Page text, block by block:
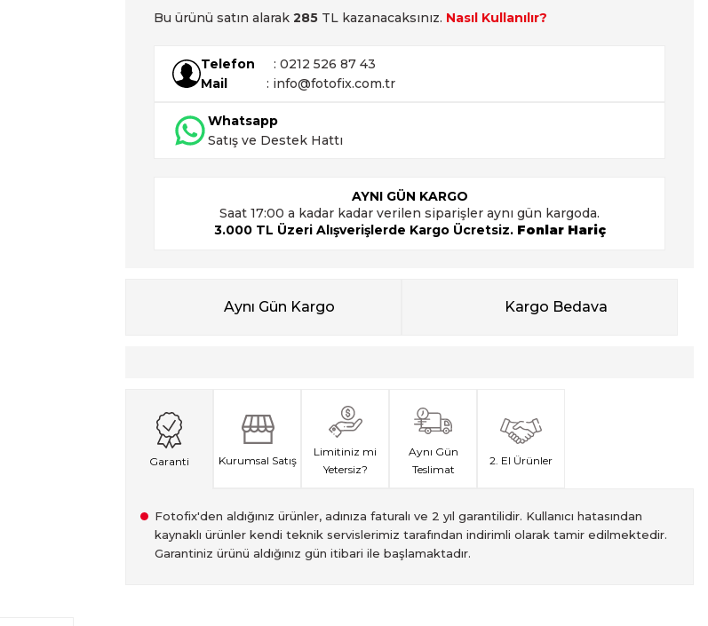
Bu ürünü satın alarak 285 TL kazanacaksınız. Nasıl Kullanılır?
Telefon
: 0212 526 87 43
Mail
: info@fotofix.com.tr
Whatsapp
Satış ve Destek Hattı
AYNI GÜN KARGO
Saat 17:00 a kadar kadar verilen siparişler aynı gün kargoda.
3.000 TL Üzeri Alışverişlerde Kargo Ücretsiz. Fonlar Hariç
Aynı Gün Kargo Kargo Bedava
Garanti Kurumsal Satış
Limitiniz mi
Yetersiz?
Aynı Gün
Teslimat
2. El Ürünler
Fotofix'den aldığınız ürünler, adınıza faturalı ve 2 yıl garantilidir. Kullanıcı hatasından
kaynaklı ürünler kendi teknik servislerimiz tarafından indirimli olarak tamir edilmektedir.
Garantiniz ürünü aldığınız gün itibari ile başlamaktadır.